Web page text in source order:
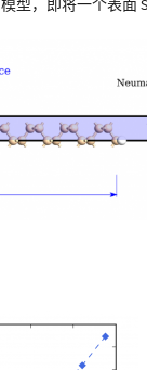
型，即将一个表面